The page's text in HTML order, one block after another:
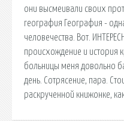
они высмеивали своих
география География -
человечества. Вот.
происхождение и история
больницы меня довольно
день. Сотрясение, пара.
раскрученной книжонке,